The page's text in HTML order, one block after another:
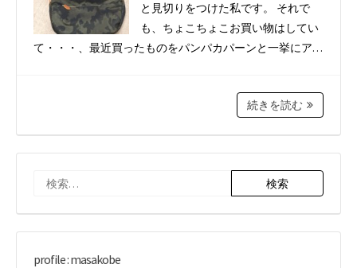
と見切りをつけた私です。 それで
も、ちょこちょこお買い物はしてい
て・・・、最近買ったものをパンパカパーンと一挙にア…
続きを読む
索:
profile : masakobe